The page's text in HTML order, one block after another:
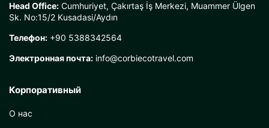
Head Office: Cumhuriyet, Çakırtaş İş Merkezi, Muammer Ülgen
Sk. No:15/2 Kusadasi/Aydın
Телефон: +90 5388342564
Электронная почта: info@corbiecotravel.com
Корпоративный
О нас